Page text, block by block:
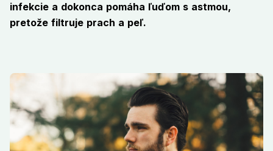
infekcie a dokonca pomáha ľuďom s astmou,
pretože filtruje prach a peľ.